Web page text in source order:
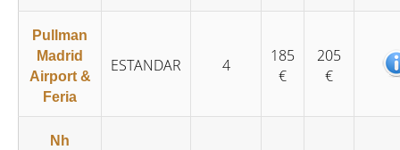
Pullman
Madrid
Airport &
Feria
ESTANDAR 4
185
€
205
€
Nh